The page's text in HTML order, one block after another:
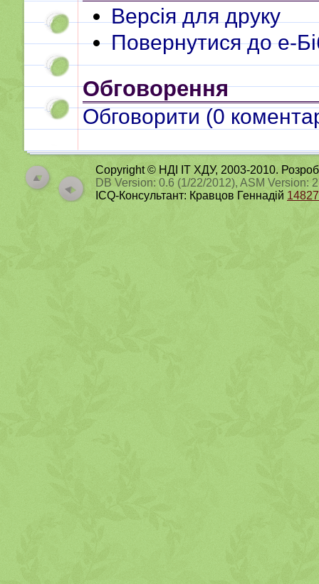
Версія для друку
Повернутися до e-
Обговорення
Обговорити (0
Copyright © НДІ ІТ ХДУ, 2003-2010.
DB Version: 0.6 (1/22/2012), ASM Version:
ICQ-Консультант: Кравцов Геннадій